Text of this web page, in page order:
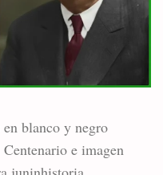
blanco y negro
e imagen